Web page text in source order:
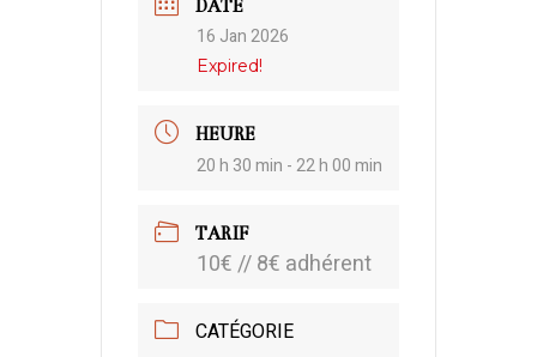
DATE
16 Jan 2026
Expired!
HEURE
20 h 30 min - 22 h 00 min
TARIF
10€ // 8€ adhérent
CATÉGORIE